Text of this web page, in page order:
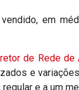
em
de Rede
e
e a um